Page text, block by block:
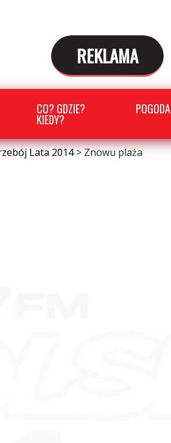
REKLAMA
CO? GDZIE?
KIEDY?
POGODA
Lata 2014>Znowu plaża